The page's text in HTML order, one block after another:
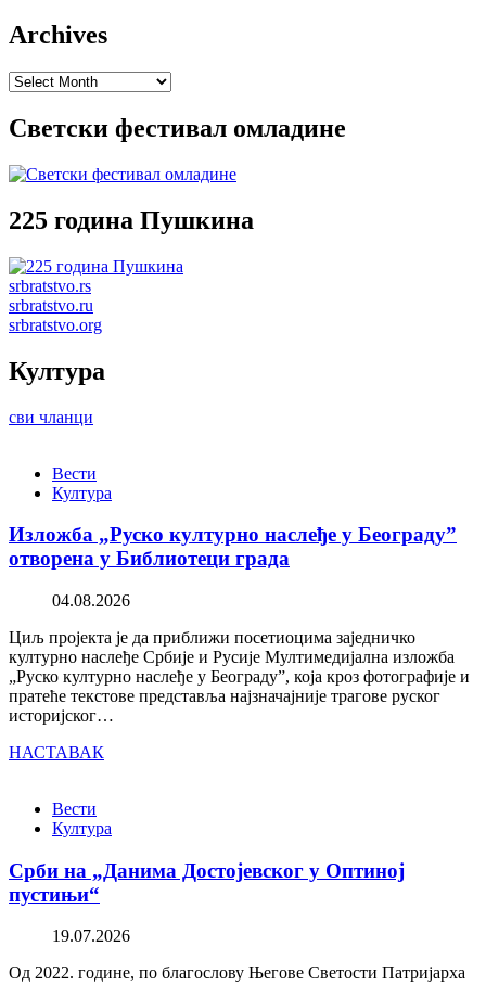
Archives
Archives
Светски фестивал омладине
225 година Пушкина
srbratstvo.rs
srbratstvo.ru
srbratstvo.org
Култура
сви чланци
Вести
Култура
Изложба „Руско културно наслеђе у Београду”
отворена у Библиотеци града
04.08.2026
Циљ пројекта је да приближи посетиоцима заједничко
културно наслеђе Србије и Русије Мултимедијална изложба
„Руско културно наслеђе у Београду”, која кроз фотографије и
пратеће текстове представља најзначајније трагове руског
историјског…
НАСТАВАК
Вести
Култура
Срби на „Данима Достојевског у Оптиној
пустињи“
19.07.2026
Од 2022. године, по благослову Његове Светости Патријарха